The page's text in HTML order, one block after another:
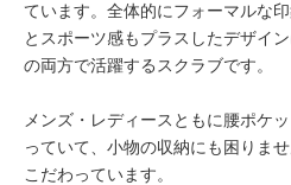
ています。全体的にフォーマルな
とスポーツ感もプラスしたデザイ
の両方で活躍するスクラブです。
メンズ・レディースともに腰ポケ
っていて、小物の収納にも困りま
こだわっています。